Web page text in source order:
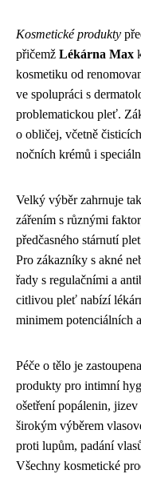
Kosmetické produkty
přičemž Lékárna Max
kosmetiku od
ve spolupráci s
problematickou pleť.
o obličej, včetně
nočních krémů i
Velký výběr zahrnuje
zářením s různými
předčasného stárnutí
Pro zákazníky s akné
řady s regulačními a
citlivou pleť nabízí
minimem potenciálních
Péče o tělo je
produkty pro intimní
ošetření popálenin, jizev
širokým výběrem
proti lupům, padání
Všechny kosmetické